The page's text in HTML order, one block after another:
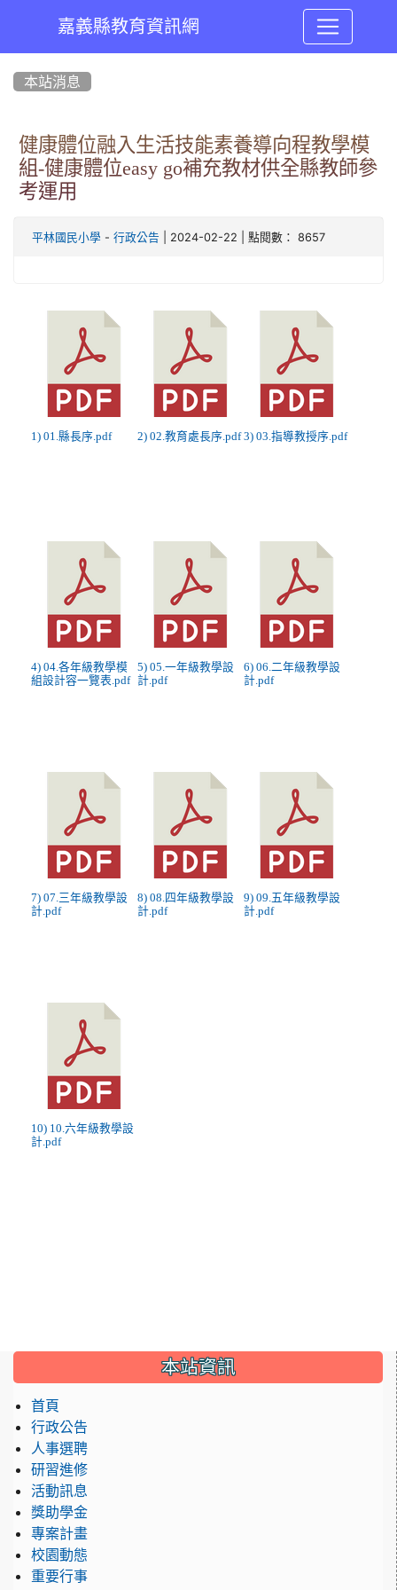
嘉義縣教育資訊網
本站消息
健康體位融入生活技能素養導向程教學模
組-健康體位easy go補充教材供全縣教師參
考運用
平林國民小學 - 行政公告 | 2024-02-22 | 點閱數： 8657
1) 01.縣長序.pdf 2) 02.教育處長序.pdf 3) 03.指導教授序.pdf
4) 04.各年級教學模
組設計容一覽表.pdf
5) 05.一年級教學設
計.pdf
6) 06.二年級教學設
計.pdf
7) 07.三年級教學設
計.pdf
8) 08.四年級教學設
計.pdf
9) 09.五年級教學設
計.pdf
10) 10.六年級教學設
計.pdf
::: 本站資訊
首頁
行政公告
人事選聘
研習進修
活動訊息
獎助學金
專案計畫
校園動態
重要行事